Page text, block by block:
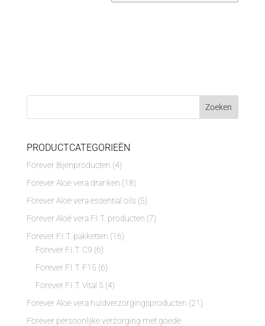
PRODUCTCATEGORIEËN
Forever Bijenproducten (4)
Forever Aloë vera dranken (18)
Forever Aloë vera essential oils (5)
Forever Aloë vera F.I.T. producten (7)
Forever F.I.T. pakketten (16)
Forever F.I.T. C9 (6)
Forever F.I.T. F15 (6)
Forever F.I.T. Vital 5 (4)
Forever Aloë vera huidverzorgingsproducten (21)
Forever persoonlijke verzorging met goede